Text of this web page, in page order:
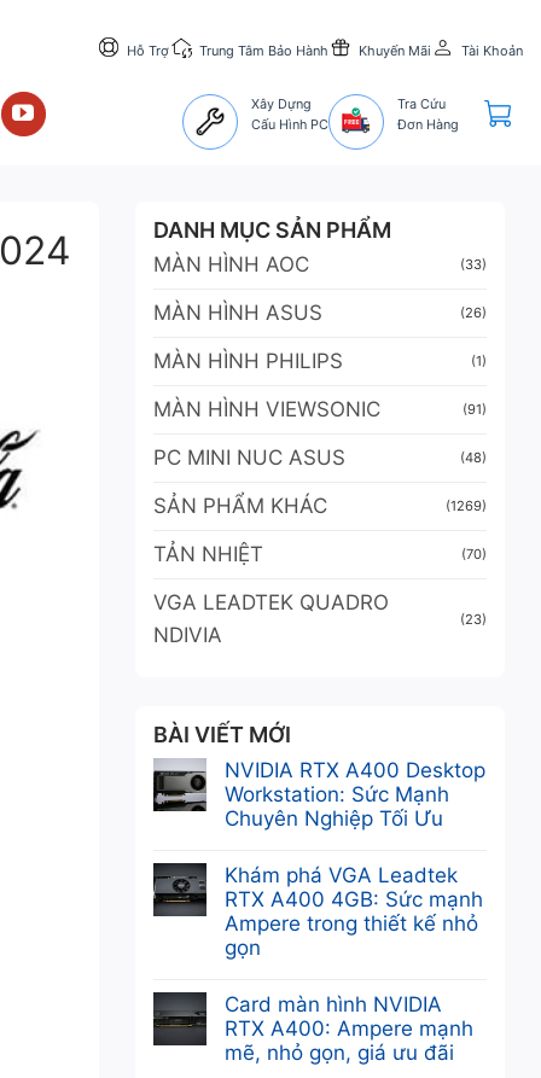
Hỗ Trợ Trung Tâm Bảo Hành Khuyến Mãi Tài Khoản
Xây Dựng
Cấu Hình PC
Tra Cứu
Đơn Hàng
DANH MỤC SẢN PHẨM
MÀN HÌNH AOC (33)
MÀN HÌNH ASUS (26)
MÀN HÌNH PHILIPS (1)
MÀN HÌNH VIEWSONIC (91)
PC MINI NUC ASUS (48)
SẢN PHẨM KHÁC (1269)
TẢN NHIỆT (70)
VGA LEADTEK QUADRO
NDIVIA
(23)
BÀI VIẾT MỚI
NVIDIA RTX A400 Desktop
Workstation: Sức Mạnh
Chuyên Nghiệp Tối Ưu
có
bình
luận
ở
RTX
A400
Desktop
Workstation:
Khám phá VGA Leadtek
RTX A400 4GB: Sức mạnh
Ampere trong thiết kế nhỏ
gọn
có
bình
luận
Card màn hình NVIDIA
RTX A400: Ampere mạnh
mẽ, nhỏ gọn, giá ưu đãi